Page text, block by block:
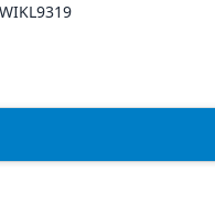
WIKL9319